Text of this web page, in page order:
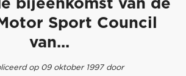
bijeenkomst van de
Sport Council
van...
op 09 oktober 1997 door